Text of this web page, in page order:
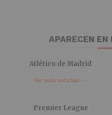
APARECEN
Atlético de Madrid
Ver más noticias ->
Premier League